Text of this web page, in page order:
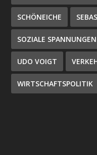
SCHÖNEICHE
SOZIALE SPANNUNGEN
UDO VOIGT
WIRTSCHAFTSPOLITIK